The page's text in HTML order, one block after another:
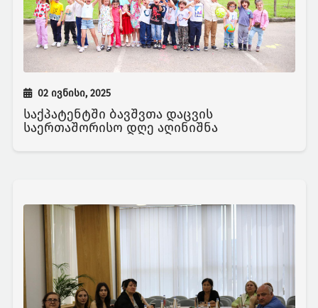
02 ივნისი, 2025
საქპატენტში ბავშვთა დაცვის
საერთაშორისო დღე აღინიშნა